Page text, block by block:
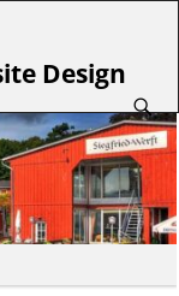
Design